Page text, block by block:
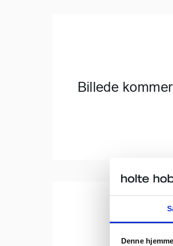
Denne